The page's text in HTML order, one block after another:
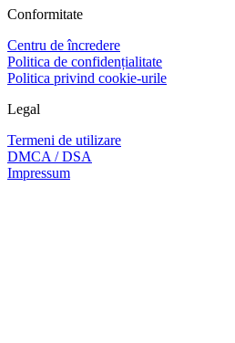
Conformitate
Centru de încredere
Politica de confidențialitate
Politica privind cookie-urile
Legal
Termeni de utilizare
DMCA / DSA
Impressum